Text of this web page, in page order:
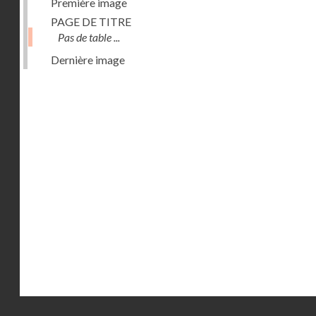
PAGE DE TITRE
Pas de table ...
Dernière image